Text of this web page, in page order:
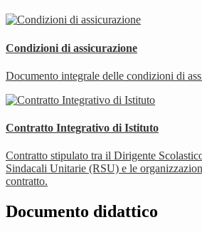
Condizioni di assicurazione
Documento integrale delle condizioni di
Contratto Integrativo di Istituto
Contratto stipulato tra il Dirigente
Sindacali Unitarie (RSU) e le
contratto.
Documento didattico